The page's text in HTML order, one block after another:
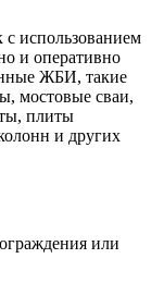
с использованием
и оперативно
ЖБИ, такие
мостовые сваи,
плиты
и других
или